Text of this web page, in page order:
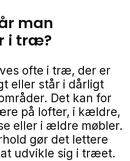
man
i træ?
ofte i træ, der er
eller står i dårligt
Det kan for
på lofter, i kældre,
eller i ældre møbler.
gør det lettere
udvikle sig i træet.